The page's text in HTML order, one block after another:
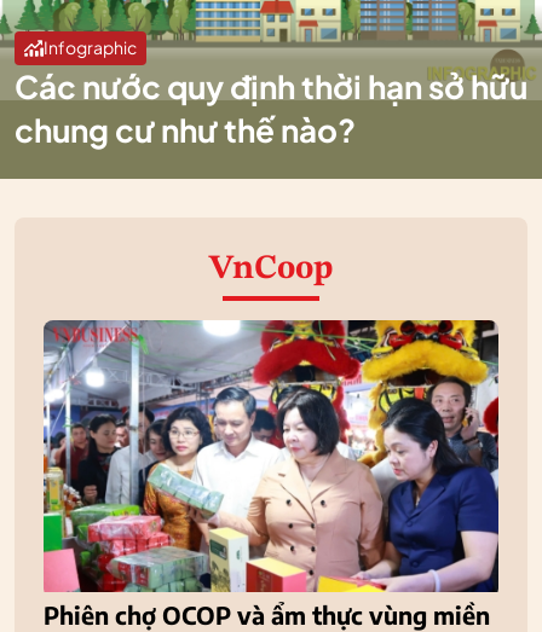
Infographic
Các nước quy định thời hạn sở hữu
chung cư như thế nào?
VnCoop
Phiên chợ OCOP và ẩm thực vùng miền